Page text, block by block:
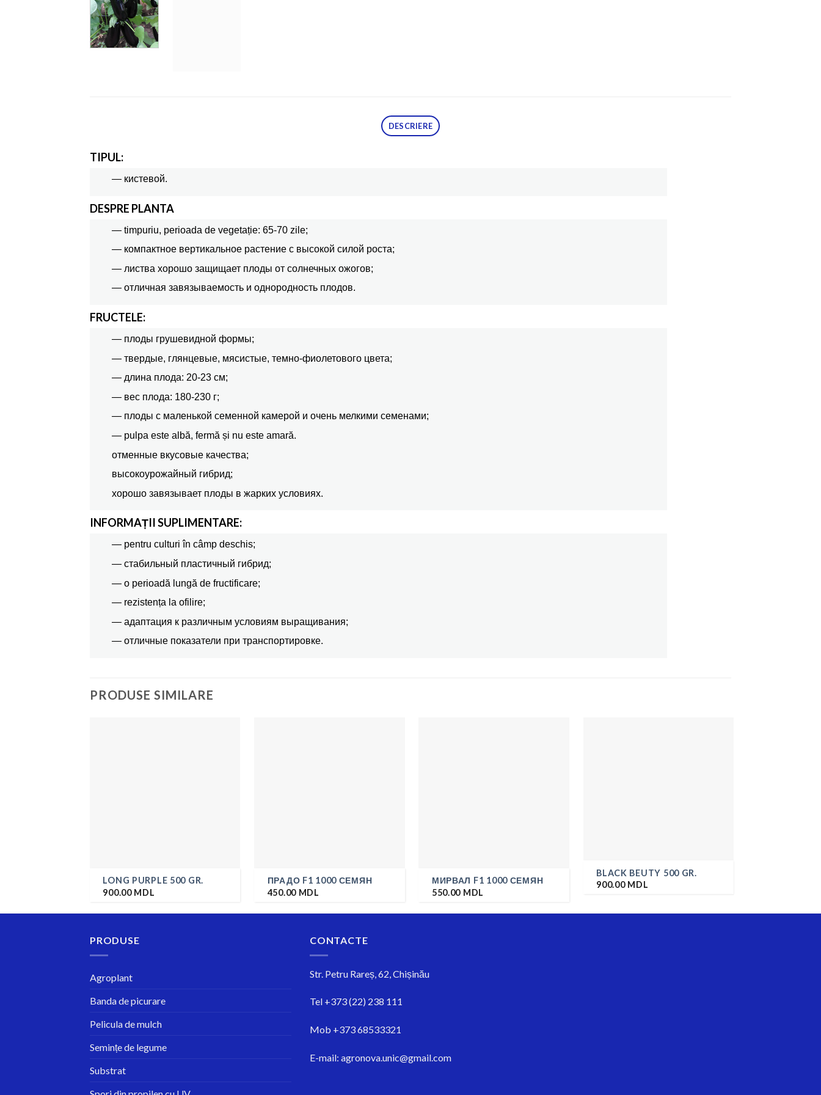
DESCRIERE
TIPUL:
— кистевой.
DESPRE PLANTA
— timpuriu, perioada de vegetație: 65-70 zile;
— компактное вертикальное растение с высокой силой роста;
— листва хорошо защищает плоды от солнечных ожогов;
— отличная завязываемость и однородность плодов.
FRUCTELE:
— плоды грушевидной формы;
— твердые, глянцевые, мясистые, темно-фиолетового цвета;
— длина плода: 20-23 см;
— вес плода: 180-230 г;
— плоды с маленькой семенной камерой и очень мелкими семенами;
— pulpa este albă, fermă și nu este amară.
отменные вкусовые качества;
высокоурожайный гибрид;
хорошо завязывает плоды в жарких условиях.
INFORMAȚII SUPLIMENTARE:
— pentru culturi în câmp deschis;
— стабильный пластичный гибрид;
— o perioadă lungă de fructificare;
— rezistența la ofilire;
— адаптация к различным условиям выращивания;
— отличные показатели при транспортировке.
PRODUSE SIMILARE
LONG PURPLE 500 GR.
900.00 MDL
ПРАДО F1 1000 СЕМЯН
450.00 MDL
МИРВАЛ F1 1000 СЕМЯН
550.00 MDL
BLACK BEUTY 500 GR.
900.00 MDL
PRODUSE
Agroplant
Banda de picurare
Pelicula de mulch
Semințe de legume
Substrat
CONTACTE
Str. Petru Rareș, 62, Chișinău
Tel +373 (22) 238 111
Mob +373 68533321
E-mail: agronova.unic@gmail.com